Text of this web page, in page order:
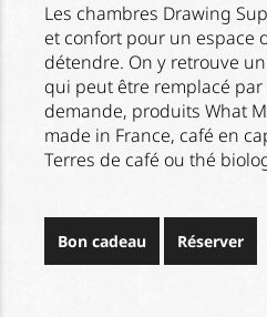
Les chambres Drawing
et confort pour un espace
détendre. On y retrouve
qui peut être remplacé
demande, produits What
made in France, café en
Terres de café ou thé
Bon cadeau Réserver